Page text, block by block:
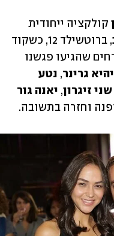
שהגיעו פגשנו
גרינר,
שני זיגרון, יאנה גור
וחזרה בתשובה.